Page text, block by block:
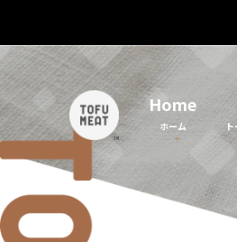
ン
テ
ン
ツ
に
キ
ッ
Home